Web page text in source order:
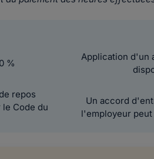
%
Application d'un
repos
Code du
Un accord
l'employeur